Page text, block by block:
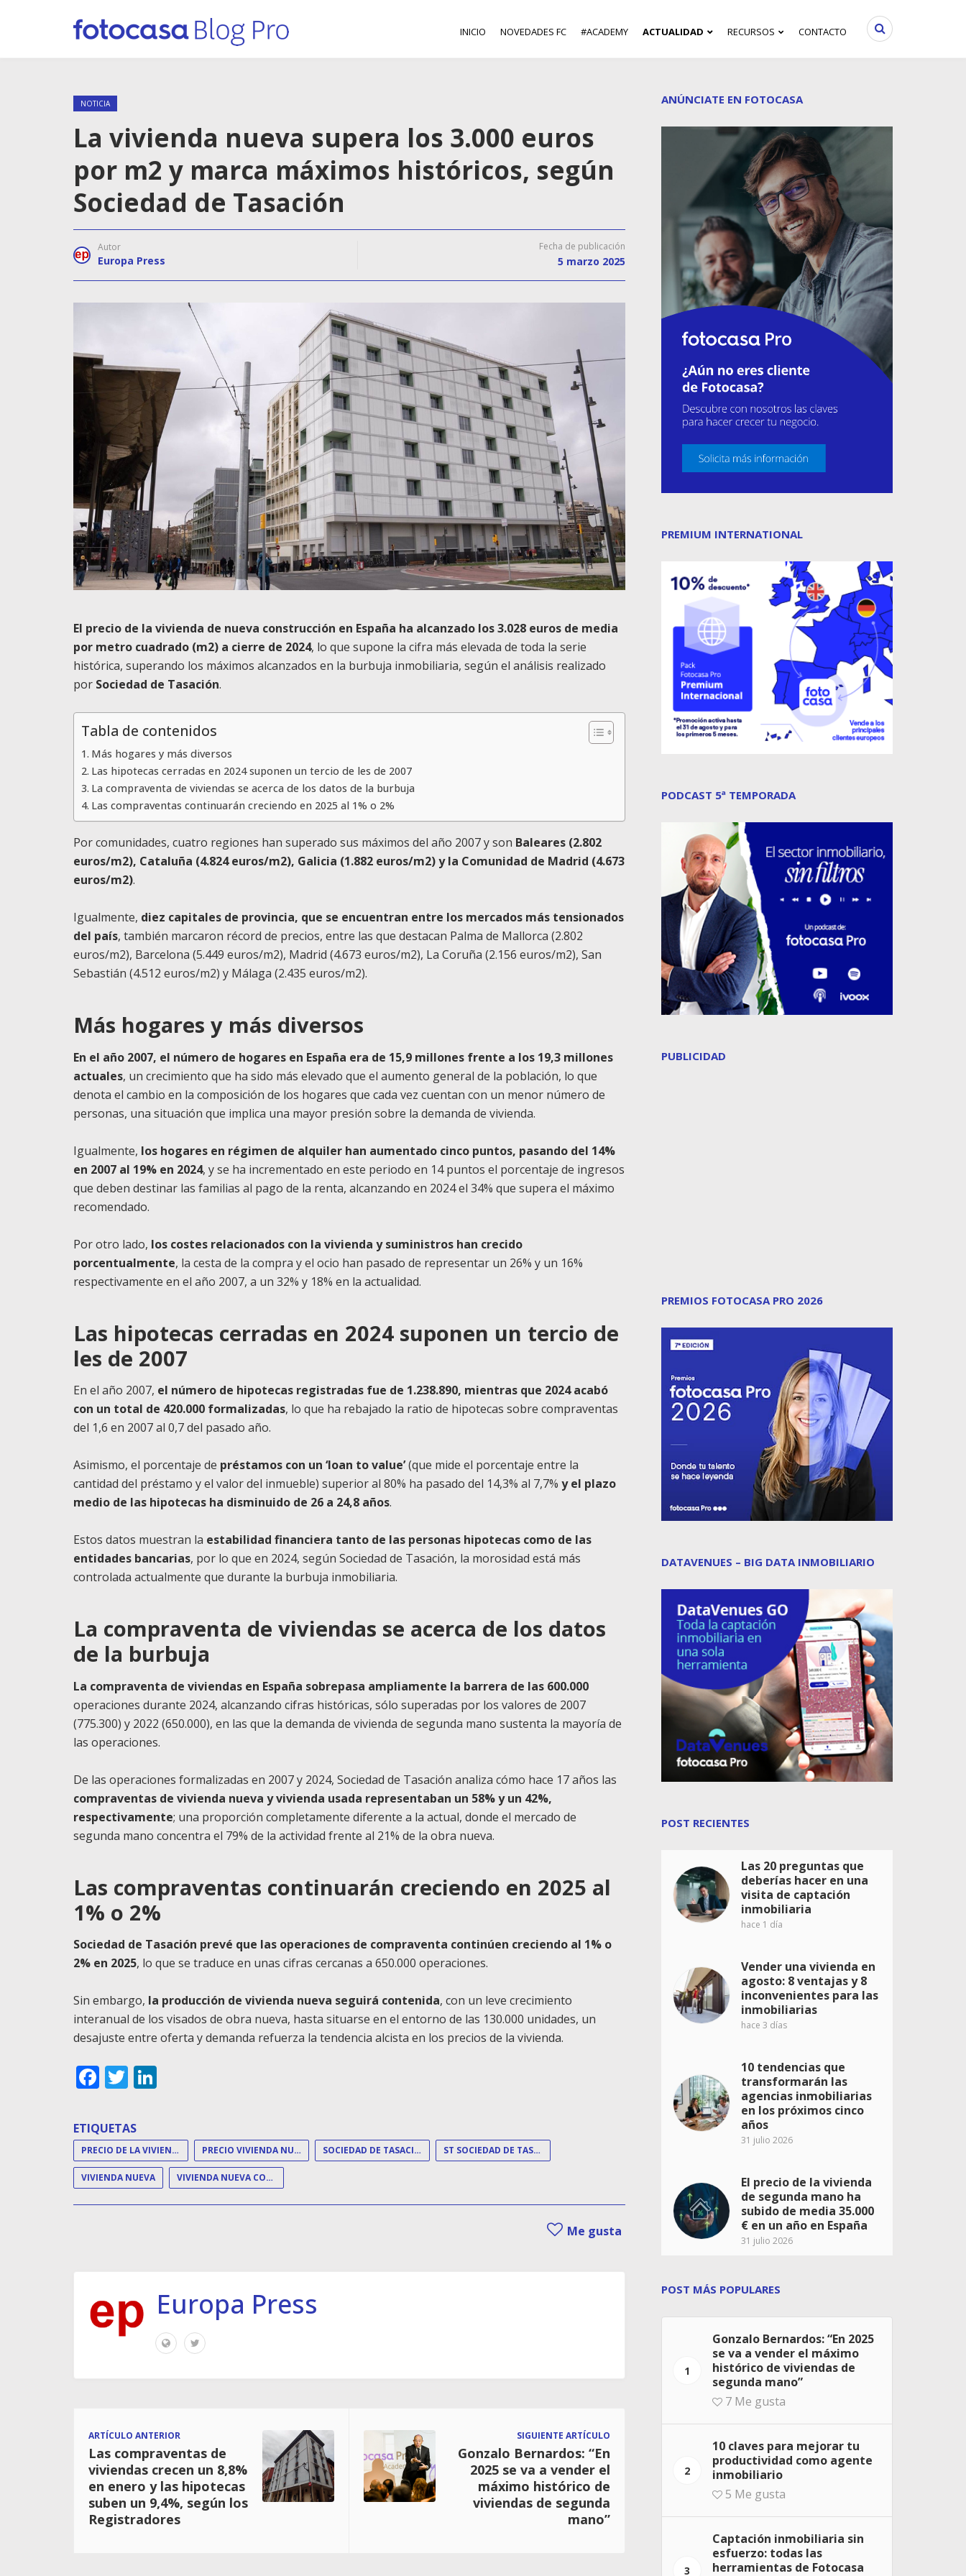
INICIO NOVEDADES FC #ACADEMY ACTUALIDAD RECURSOS CONTACTO
NOTICIA
La vivienda nueva supera los 3.000 euros
por m2 y marca máximos históricos, según
Sociedad de Tasación
Autor
Europa Press
Fecha de publicación
5 marzo 2025
El precio de la vivienda de nueva construcción en España ha alcanzado los 3.028 euros de media
por metro cuadrado (m2) a cierre de 2024, lo que supone la cifra más elevada de toda la serie
histórica, superando los máximos alcanzados en la burbuja inmobiliaria, según el análisis realizado
por Sociedad de Tasación.
Tabla de contenidos
Más hogares y más diversos
Las hipotecas cerradas en 2024 suponen un tercio de les de 2007
La compraventa de viviendas se acerca de los datos de la burbuja
Las compraventas continuarán creciendo en 2025 al 1% o 2%
Por comunidades, cuatro regiones han superado sus máximos del año 2007 y son Baleares (2.802
euros/m2), Cataluña (4.824 euros/m2), Galicia (1.882 euros/m2) y la Comunidad de Madrid (4.673
euros/m2).
Igualmente, diez capitales de provincia, que se encuentran entre los mercados más tensionados
del país, también marcaron récord de precios, entre las que destacan Palma de Mallorca (2.802
euros/m2), Barcelona (5.449 euros/m2), Madrid (4.673 euros/m2), La Coruña (2.156 euros/m2), San
Sebastián (4.512 euros/m2) y Málaga (2.435 euros/m2).
Más hogares y más diversos
En el año 2007, el número de hogares en España era de 15,9 millones frente a los 19,3 millones
actuales, un crecimiento que ha sido más elevado que el aumento general de la población, lo que
denota el cambio en la composición de los hogares que cada vez cuentan con un menor número de
personas, una situación que implica una mayor presión sobre la demanda de vivienda.
Igualmente, los hogares en régimen de alquiler han aumentado cinco puntos, pasando del 14%
en 2007 al 19% en 2024, y se ha incrementado en este periodo en 14 puntos el porcentaje de ingresos
que deben destinar las familias al pago de la renta, alcanzando en 2024 el 34% que supera el máximo
recomendado.
Por otro lado, los costes relacionados con la vivienda y suministros han crecido
porcentualmente, la cesta de la compra y el ocio han pasado de representar un 26% y un 16%
respectivamente en el año 2007, a un 32% y 18% en la actualidad.
Las hipotecas cerradas en 2024 suponen un tercio de
les de 2007
En el año 2007, el número de hipotecas registradas fue de 1.238.890, mientras que 2024 acabó
con un total de 420.000 formalizadas, lo que ha rebajado la ratio de hipotecas sobre compraventas
del 1,6 en 2007 al 0,7 del pasado año.
Asimismo, el porcentaje de préstamos con un ‘loan to value’(que mide el porcentaje entre la
cantidad del préstamo y el valor del inmueble) superior al 80% ha pasado del 14,3% al 7,7% y el plazo
medio de las hipotecas ha disminuido de 26 a 24,8 años.
Estos datos muestran la estabilidad financiera tanto de las personas hipotecas como de las
entidades bancarias, por lo que en 2024, según Sociedad de Tasación, la morosidad está más
controlada actualmente que durante la burbuja inmobiliaria.
La compraventa de viviendas se acerca de los datos
de la burbuja
La compraventa de viviendas en España sobrepasa ampliamente la barrera de las 600.000
operaciones durante 2024, alcanzando cifras históricas, sólo superadas por los valores de 2007
(775.300) y 2022 (650.000), en las que la demanda de vivienda de segunda mano sustenta la mayoría de
las operaciones.
De las operaciones formalizadas en 2007 y 2024, Sociedad de Tasación analiza cómo hace 17 años las
compraventas de vivienda nueva y vivienda usada representaban un 58% y un 42%,
respectivamente; una proporción completamente diferente a la actual, donde el mercado de
segunda mano concentra el 79% de la actividad frente al 21% de la obra nueva.
Las compraventas continuarán creciendo en 2025 al
1% o 2%
Sociedad de Tasación prevé que las operaciones de compraventa continúen creciendo al 1% o
2% en 2025, lo que se traduce en unas cifras cercanas a 650.000 operaciones.
Sin embargo, la producción de vivienda nueva seguirá contenida, con un leve crecimiento
interanual de los visados de obra nueva, hasta situarse en el entorno de las 130.000 unidades, un
desajuste entre oferta y demanda refuerza la tendencia alcista en los precios de la vivienda.
Facebook
Twitter
ETIQUETAS
PRECIO DE LA VIVIENDA PRECIO VIVIENDA NUEVA SOCIEDAD DE TASACIÓN ST SOCIEDAD DE TASACIÓN
VIVIENDA NUEVA VIVIENDA NUEVA CONSTRUCCIÓN
Me gusta
Europa Press
ARTÍCULO ANTERIOR
Las compraventas de
viviendas crecen un 8,8%
en enero y las hipotecas
suben un 9,4%, según los
Registradores
SIGUIENTE ARTÍCULO
Gonzalo Bernardos: “En
2025 se va a vender el
máximo histórico de
viviendas de segunda
mano”
ANÚNCIATE EN FOTOCASA
PREMIUM INTERNATIONAL
PODCAST 5ª TEMPORADA
PUBLICIDAD
PREMIOS FOTOCASA PRO 2026
DATAVENUES – BIG DATA INMOBILIARIO
POST RECIENTES
Las 20 preguntas que
deberías hacer en una
visita de captación
inmobiliaria
hace 1 día
Vender una vivienda en
agosto: 8 ventajas y 8
inconvenientes para las
inmobiliarias
hace 3 días
10 tendencias que
transformarán las
agencias inmobiliarias
en los próximos cinco
años
31 julio 2026
El precio de la vivienda
de segunda mano ha
subido de media 35.000
€ en un año en España
31 julio 2026
POST MÁS POPULARES
1
Gonzalo Bernardos: “En 2025
se va a vender el máximo
histórico de viviendas de
segunda mano”
7 Me gusta
2
10 claves para mejorar tu
productividad como agente
inmobiliario
5 Me gusta
3
Captación inmobiliaria sin
esfuerzo: todas las
herramientas de Fotocasa